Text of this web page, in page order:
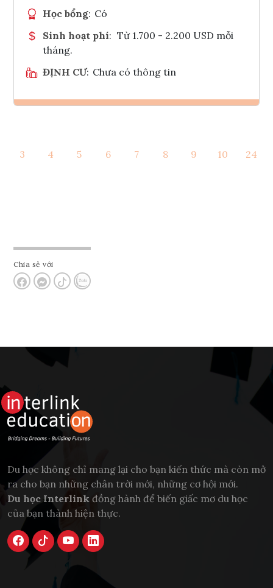
Học bổng: Có
Sinh hoạt phí: Từ 1.700 - 2.200 USD mỗi
tháng.
ĐỊNH CƯ: Chưa có thông tin
Tham vấn Interlink
3 4 5 6 7 8 9 10 24
Chia sẻ với
Du học không chỉ mang lại cho bạn kiến thức mà còn mở
ra cho bạn những chân trời mới, những cơ hội mới.
Du học Interlink đồng hành để biến giấc mơ du học
của bạn thành hiện thực.